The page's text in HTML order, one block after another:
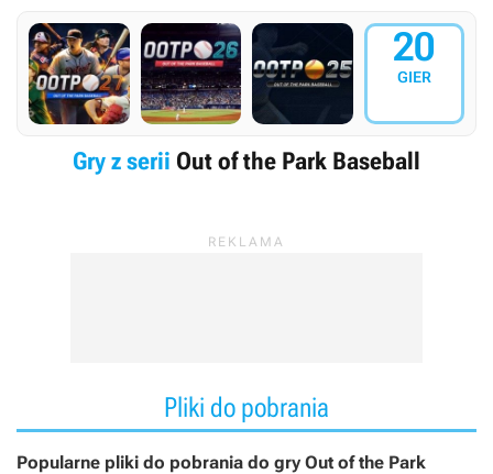
20
GIER
Gry z serii Out of the Park Baseball
Pliki do pobrania
Popularne pliki do pobrania do gry Out of the Park